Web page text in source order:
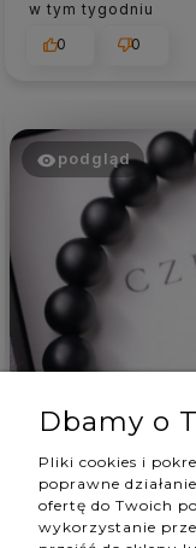
w tym tygodniu
0
0
podgląd
Dagmara
3
Szybka wysyłka,
bransoletka mnie
kamienie na
Dbamy o
Pliki cookies i
poprawne
ofertę do Twoich
wykorzystanie